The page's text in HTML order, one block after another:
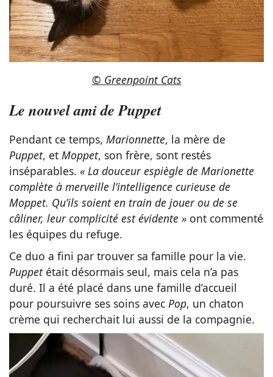
© Greenpoint Cats
Le nouvel ami de Puppet
Pendant ce temps, Marionnette, la mère de
Puppet, et Moppet, son frère, sont restés
inséparables. « La douceur espiègle de Marionette
complète à merveille l’intelligence curieuse de
Moppet. Qu’ils soient en train de jouer ou de se
câliner, leur complicité est évidente » ont commenté
les équipes du refuge.
Ce duo a fini par trouver sa famille pour la vie.
Puppet était désormais seul, mais cela n’a pas
duré. Il a été placé dans une famille d’accueil
pour poursuivre ses soins avec Pop, un chaton
crème qui recherchait lui aussi de la compagnie.